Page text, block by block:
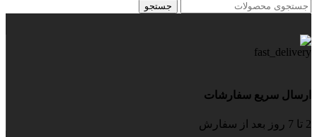
جستجو
ارسال سریع سفارشات
2 تا 7 روز بعد از سفارش